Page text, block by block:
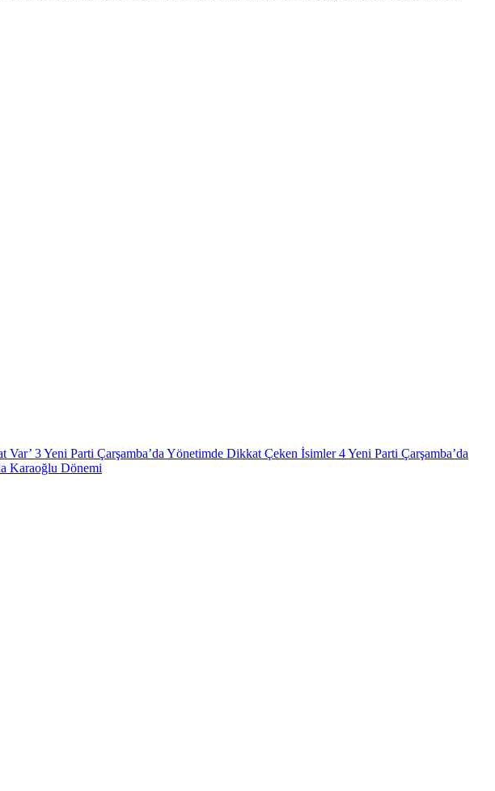
Var’ 3Yeni Parti Çarşamba’da Yönetimde Dikkat Çeken İsimler 4Yeni Parti Çarşamba’da
Karaoğlu Dönemi